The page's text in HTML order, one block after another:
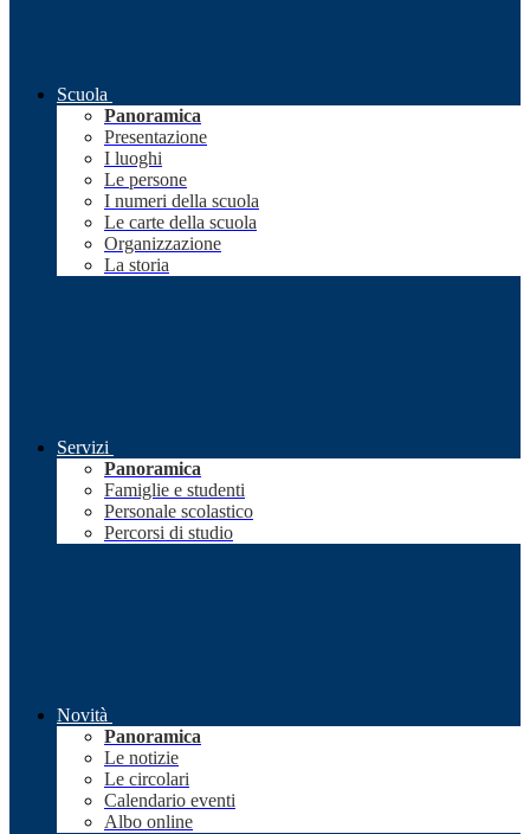
Scuola
Panoramica
Presentazione
I luoghi
Le persone
I numeri della scuola
Le carte della scuola
Organizzazione
La storia
Servizi
Panoramica
Famiglie e studenti
Personale scolastico
Percorsi di studio
Novità
Panoramica
Le notizie
Le circolari
Calendario eventi
Albo online